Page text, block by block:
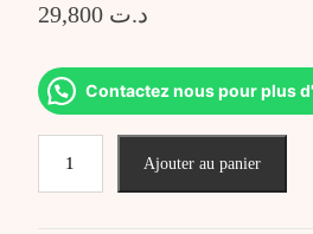
د.ت 29,800
Contactez nous pour plus
Ajouter au panier